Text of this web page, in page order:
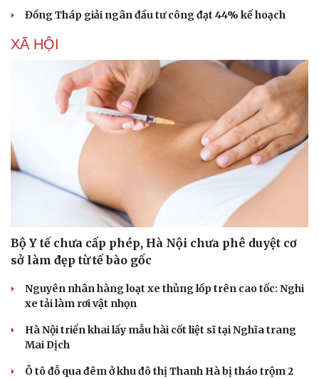
Đồng Tháp giải ngân đầu tư công đạt 44% kế hoạch
XÃ HỘI
Bộ Y tế chưa cấp phép, Hà Nội chưa phê duyệt cơ
sở làm đẹp từ tế bào gốc
Nguyên nhân hàng loạt xe thủng lốp trên cao tốc: Nghi
xe tải làm rơi vật nhọn
Hà Nội triển khai lấy mẫu hài cốt liệt sĩ tại Nghĩa trang
Mai Dịch
Ô tô đỗ qua đêm ở khu đô thị Thanh Hà bị tháo trộm 2